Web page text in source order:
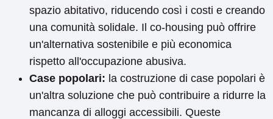
spazio abitativo, riducendo così i costi e creando
una comunità solidale. Il co-housing può offrire
un'alternativa sostenibile e più economica
rispetto all'occupazione abusiva.
Case popolari: la costruzione di case popolari è
un'altra soluzione che può contribuire a ridurre la
mancanza di alloggi accessibili. Queste